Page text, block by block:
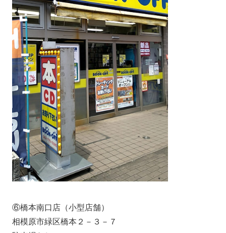
⑥橋本南口店（小型店舗）
相模原市緑区橋本２－３－７